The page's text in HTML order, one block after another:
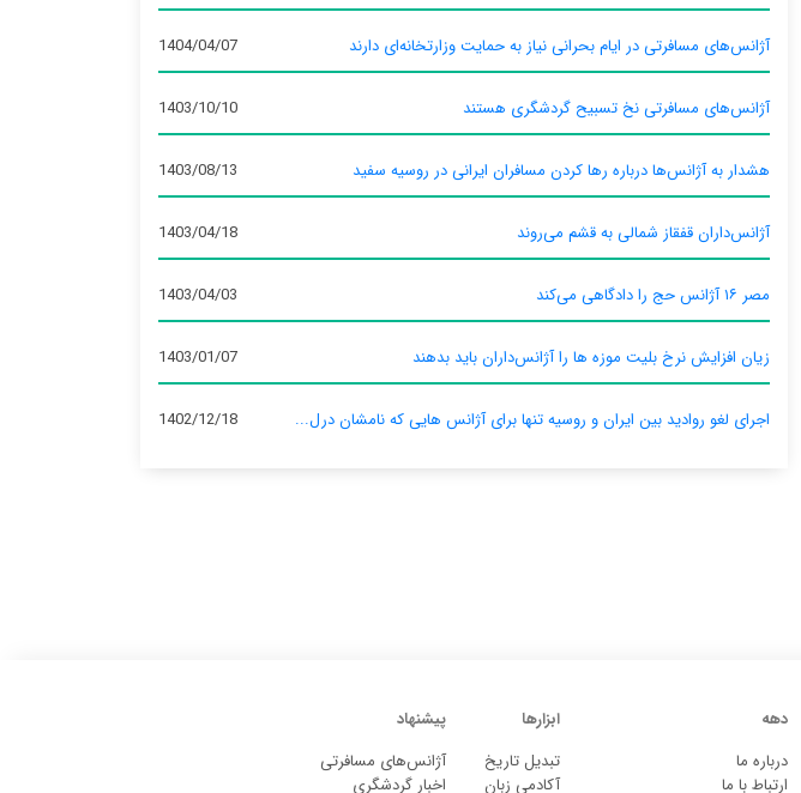
آژانس‌های مسافرتی در ایام بحرانی نیاز به حمایت وزارتخانه‌ای دارند 1404/04/07
آژانس‌های مسافرتی نخ تسبیح گردشگری هستند 1403/10/10
هشدار به آژانس‌ها درباره رها کردن مسافران ایرانی در روسیه سفید 1403/08/13
آژانس‌داران قفقاز شمالی به قشم می‌روند 1403/04/18
مصر ۱۶ آژانس حج را دادگاهی می‌کند 1403/04/03
زیان افزایش نرخ بلیت موزه ها را آژانس‌داران باید بدهند 1403/01/07
اجرای لغو روادید بین ایران و روسیه تنها برای آژانس‌ هایی که نامشان درل... 1402/12/18
دهه
درباره ما
ارتباط با ما
ابزارها
تبدیل تاریخ
آکادمی زبان
پیشنهاد
آژانس‌های مسافرتی
اخبار گردشگری